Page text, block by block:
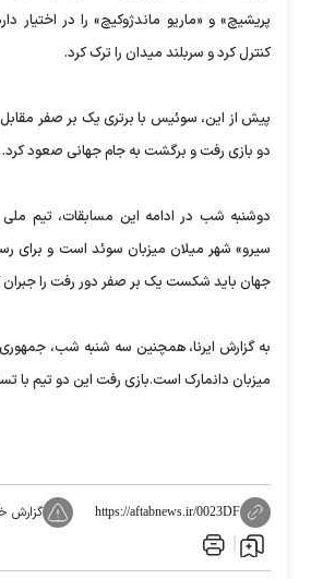
پریشیچ» و «ماریو ماندژوکیچ» را در اختیار
کنترل کرد و سربلند میدان را ترک کرد.
پیش از این، سوئیس با برتری یک بر صفر
دو بازی رفت و برگشت به جام جهانی صعود کرد.
دوشنبه شب در ادامه این مسابقات، تیم ملی
سیرو» شهر میلان میزبان سوئد است و برای
جهان باید شکست یک بر صفر دور رفت را جبران
به گزارش ایرنا، همچنین سه شنبه شب، جمهوری
میزبان دانمارک است.بازی رفت این دو تیم با
https://aftabnews.ir/0023DF گزارش